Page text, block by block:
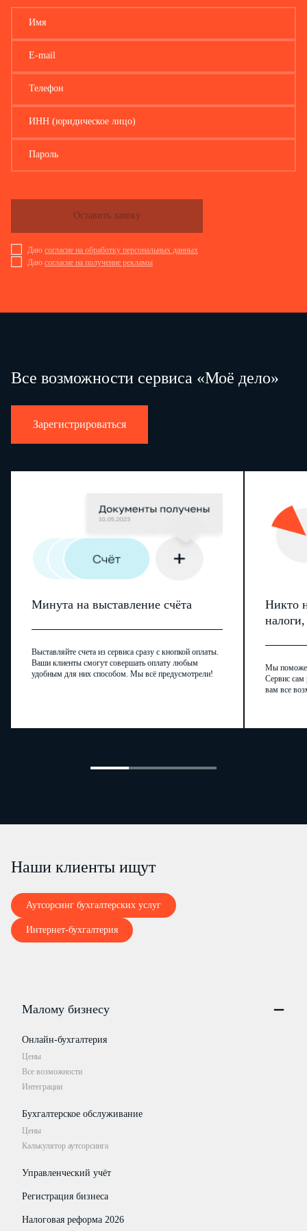
Имя
E-mail
Телефон
ИНН (юридическое лицо)
Пароль
Даю согласие на обработку персональных данных
Даю согласие на получение рекламы
Оставить заявку
Все возможности сервиса «Моё дело»
Зарегистрироваться
Минута на выставление счёта
Выставляйте счета из сервиса сразу с кнопкой оплаты.
Ваши клиенты смогут совершать оплату любым
удобным для них способом. Мы всё предусмотрели!
Никто
Мы
Сервис сам
вам все
Наши клиенты ищут
Аутсорсинг бухгалтерских услуг
Интернет-бухгалтерия
Малому бизнесу
Онлайн-бухгалтерия
Цены
Все возможности
Интеграции
Бухгалтерское обслуживание
Цены
Калькулятор аутсорсинга
Управленческий учёт
Регистрация бизнеса
Налоговая реформа 2026